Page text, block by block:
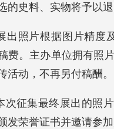
的史料、实物将予以退
出照片根据图片精度
费。主办单位拥有照
活动，不再另付稿酬。
次征集最终展出的照
发荣誉证书并邀请参加